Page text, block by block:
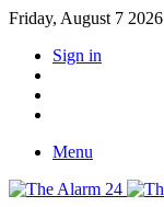
Friday, August 7 2026
Sign in
Menu